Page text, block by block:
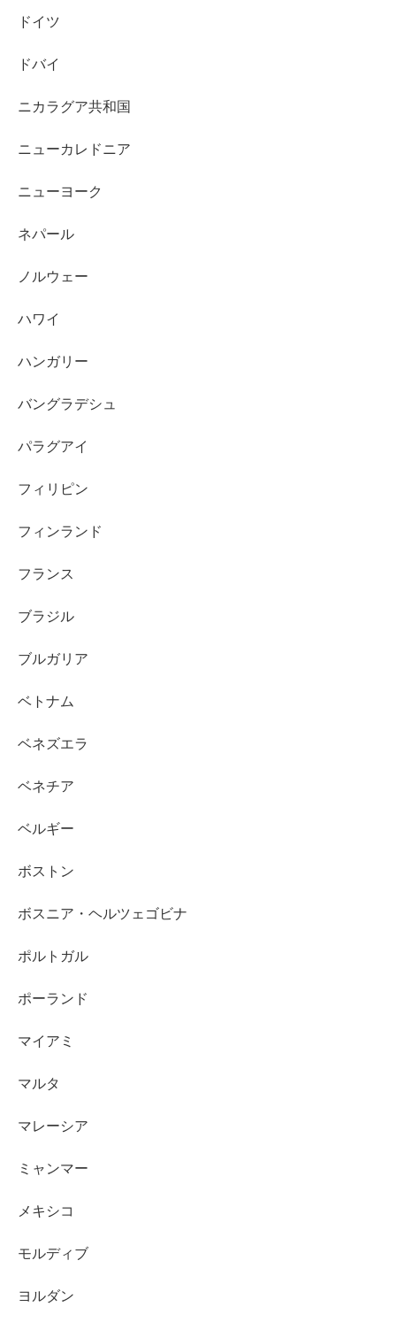
ドイツ
ドバイ
ニカラグア共和国
ニューカレドニア
ニューヨーク
ネパール
ノルウェー
ハワイ
ハンガリー
バングラデシュ
パラグアイ
フィリピン
フィンランド
フランス
ブラジル
ブルガリア
ベトナム
ベネズエラ
ベネチア
ベルギー
ボストン
ボスニア・ヘルツェゴビナ
ポルトガル
ポーランド
マイアミ
マルタ
マレーシア
ミャンマー
メキシコ
モルディブ
ヨルダン